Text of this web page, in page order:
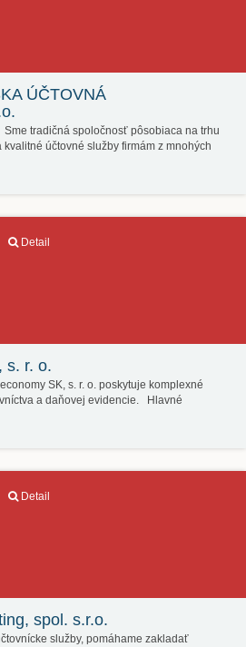
ÚČTOVNÁ
tradičná spoločnosť pôsobiaca na trhu
účtovné služby firmám z mnohých
Detail
s. r. o.
SK, s. r. o. poskytuje komplexné
a daňovej evidencie. Hlavné
Detail
spol. s.r.o.
služby, pomáhame zakladať